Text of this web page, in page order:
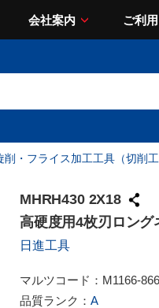
会社案内 ご利
・フライス加工工具（切削工
MHRH430 2X18
高硬度用4枚刃ロン
日進工具
マルツコード： M1166-866
品質ランク： A